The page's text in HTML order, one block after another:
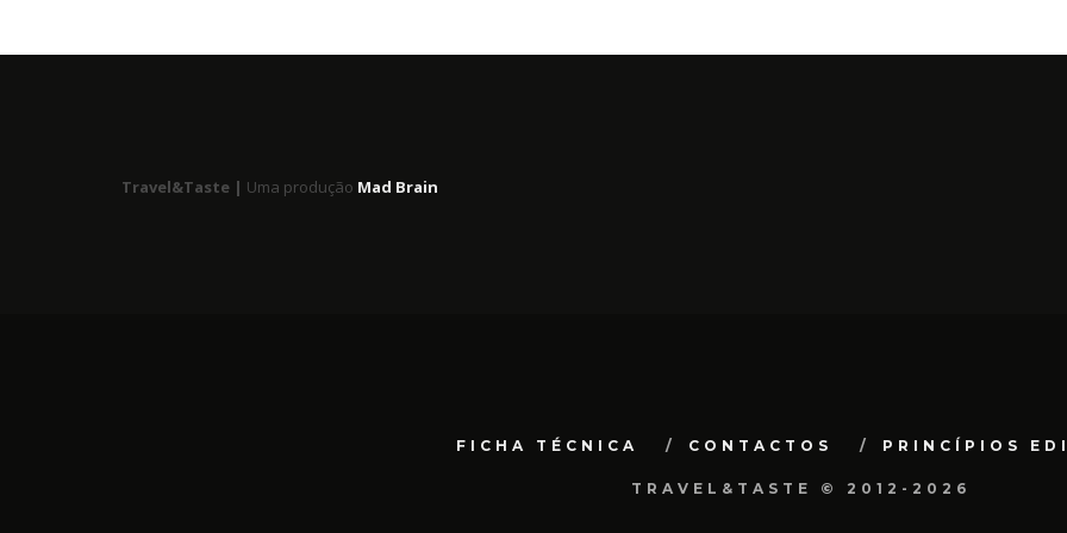
Travel&Taste | Uma produção Mad Brain
FICHA TÉCNICA CONTACTOS PRINCÍPIOS
TRAVEL&TASTE © 2012-2026